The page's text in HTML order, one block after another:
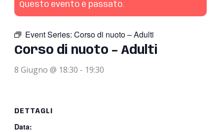
Questo evento è passato.
Event Series: Corso di nuoto – Adulti
Corso di nuoto – Adulti
8 Giugno @ 18:30 - 19:30
DETTAGLI
Data: